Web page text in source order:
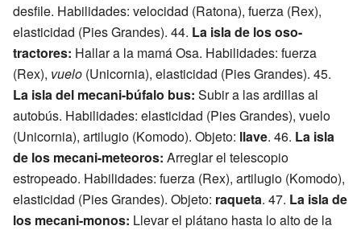
desfile. Habilidades: velocidad (Ratona), fuerza (Rex),
elasticidad (Pies Grandes). 44. La isla de los oso-
tractores: Hallar a la mamá Osa. Habilidades: fuerza
(Rex), vuelo (Unicornia), elasticidad (Pies Grandes). 45.
La isla del mecani-búfalo bus: Subir a las ardillas al
autobús. Habilidades: elasticidad (Pies Grandes), vuelo
(Unicornia), artilugio (Komodo). Objeto: llave. 46. La isla
de los mecani-meteoros: Arreglar el telescopio
estropeado. Habilidades: fuerza (Rex), artilugio (Komodo),
elasticidad (Pies Grandes). Objeto: raqueta. 47. La isla de
los mecani-monos: Llevar el plátano hasta lo alto de la